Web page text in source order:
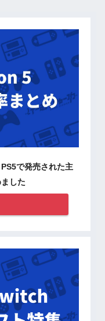
で発売された主
した